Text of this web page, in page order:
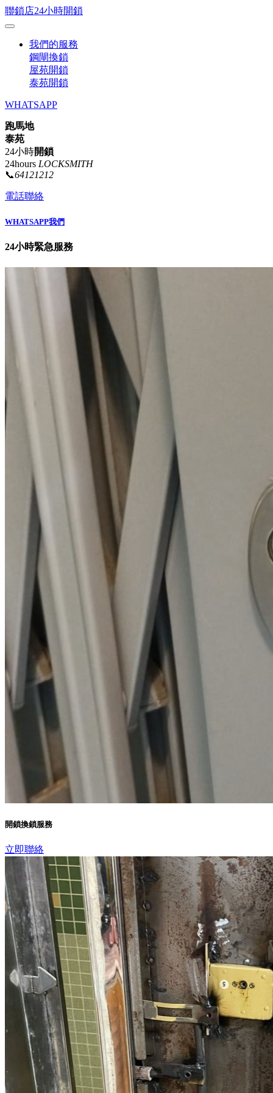
聯鎖店24小時開鎖
我們的服務
鋼閘換鎖
屋苑開鎖
泰苑開鎖
WHATSAPP
跑馬地
泰苑
24小時開鎖
24hours LOCKSMITH
📞64121212
電話聯絡
WHATSAPP我們
24小時緊急服務
開鎖換鎖服務
立即聯絡